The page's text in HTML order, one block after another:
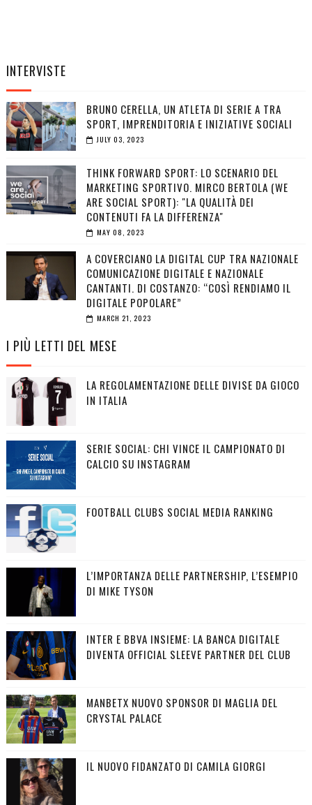
INTERVISTE
BRUNO CERELLA, UN ATLETA DI SERIE A TRA
SPORT, IMPRENDITORIA E INIZIATIVE SOCIALI
JULY 03, 2023
THINK FORWARD SPORT: LO SCENARIO DEL
MARKETING SPORTIVO. MIRCO BERTOLA (WE
ARE SOCIAL SPORT): "LA QUALITÀ DEI
CONTENUTI FA LA DIFFERENZA"
MAY 08, 2023
A COVERCIANO LA DIGITAL CUP TRA NAZIONALE
COMUNICAZIONE DIGITALE E NAZIONALE
CANTANTI. DI COSTANZO: “COSÌ RENDIAMO IL
DIGITALE POPOLARE”
MARCH 21, 2023
I PIÙ LETTI DEL MESE
LA REGOLAMENTAZIONE DELLE DIVISE DA GIOCO
IN ITALIA
SERIE SOCIAL: CHI VINCE IL CAMPIONATO DI
CALCIO SU INSTAGRAM
FOOTBALL CLUBS SOCIAL MEDIA RANKING
L’IMPORTANZA DELLE PARTNERSHIP, L’ESEMPIO
DI MIKE TYSON
INTER E BBVA INSIEME: LA BANCA DIGITALE
DIVENTA OFFICIAL SLEEVE PARTNER DEL CLUB
MANBETX NUOVO SPONSOR DI MAGLIA DEL
CRYSTAL PALACE
IL NUOVO FIDANZATO DI CAMILA GIORGI